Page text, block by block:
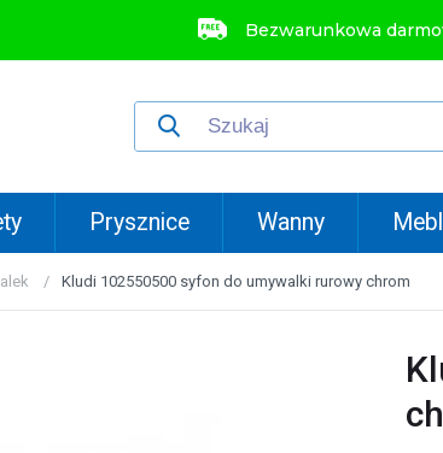
Bezwarunkowa
Prysznice Wanny
Kludi 102550500 syfon do umywalki rurowy chrom